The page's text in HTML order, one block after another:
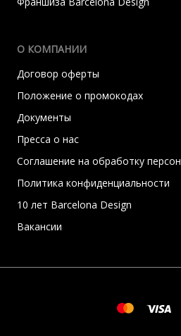
О КОМПАНИИ
Договор оферты
Положение о промокодах
Документы
Пресса о нас
Соглашение на обработку
Политика конфиденциальности
10 лет Barcelona Design
Вакансии